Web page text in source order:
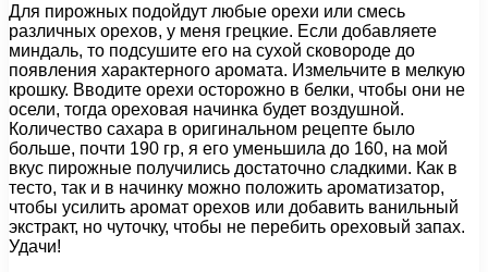
Для пирожных подойдут любые орехи или смесь
различных орехов, у меня грецкие. Если добавляете
миндаль, то подсушите его на сухой сковороде до
появления характерного аромата. Измельчите в мелкую
крошку. Вводите орехи осторожно в белки, чтобы они не
осели, тогда ореховая начинка будет воздушной.
Количество сахара в оригинальном рецепте было
больше, почти 190 гр, я его уменьшила до 160, на мой
вкус пирожные получились достаточно сладкими. Как в
тесто, так и в начинку можно положить ароматизатор,
чтобы усилить аромат орехов или добавить ванильный
экстракт, но чуточку, чтобы не перебить ореховый запах.
Удачи!